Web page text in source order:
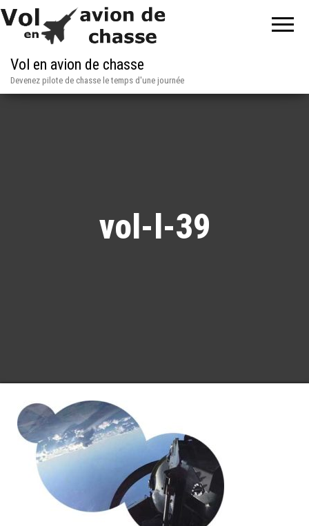
Vol en avion de chasse
Devenez pilote de chasse le temps d'une journée
vol-l-39